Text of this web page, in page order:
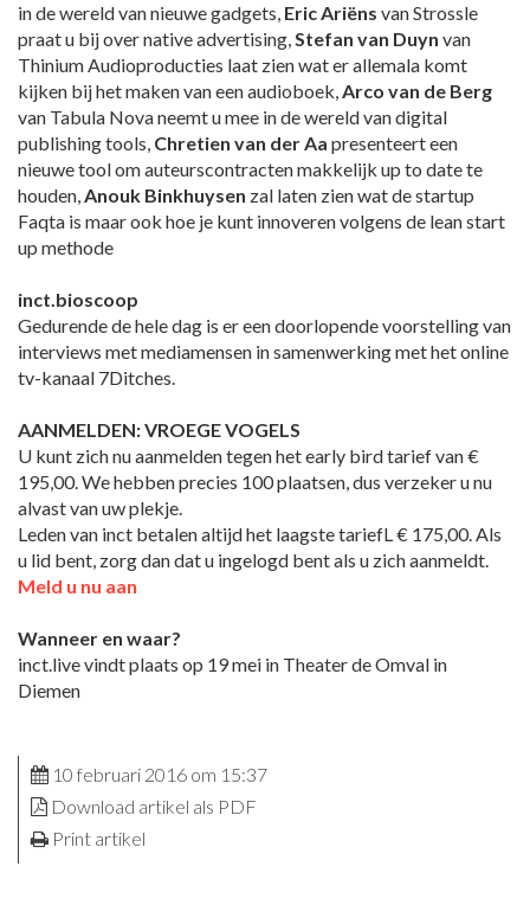
in de wereld van nieuwe gadgets, Eric Ariëns van Strossle
praat u bij over native advertising,Stefan van Duyn van
Thinium Audioproducties laat zien wat er allemala komt
kijken bij het maken van een audioboek,Arco van de Berg
van Tabula Nova neemt u mee in de wereld van digital
publishing tools, Chretien van der Aa presenteert een
nieuwe tool om auteurscontracten makkelijk up to date te
houden,Anouk Binkhuysen zal laten zien wat de startup
Faqta is maar ook hoe je kunt innoveren volgens de lean start
up methode
inct.bioscoop
Gedurende de hele dag is er een doorlopende voorstelling van
interviews met mediamensen in samenwerking met het online
tv-kanaal 7Ditches.
AANMELDEN: VROEGE VOGELS
U kunt zich nu aanmelden tegen het early bird tarief van €
195,00. We hebben precies 100 plaatsen, dus verzeker u nu
alvast van uw plekje.
Leden van inct betalen altijd het laagste tariefL € 175,00. Als
u lid bent, zorg dan dat u ingelogd bent als u zich aanmeldt.
Meld u nu aan
Wanneer en waar?
inct.live vindt plaats op 19 mei in Theater de Omval in
Diemen
10 februari 2016 om 15:37
Download artikel als PDF
Print artikel